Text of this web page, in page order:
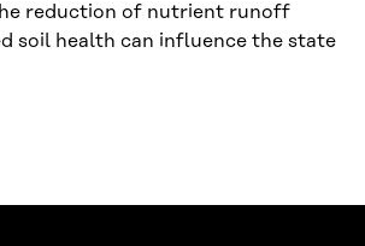
reduction of nutrient runoff
soil health can influence the state